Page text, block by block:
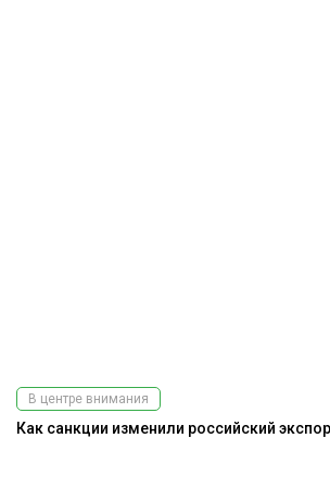
В центре внимания
Как санкции изменили российский